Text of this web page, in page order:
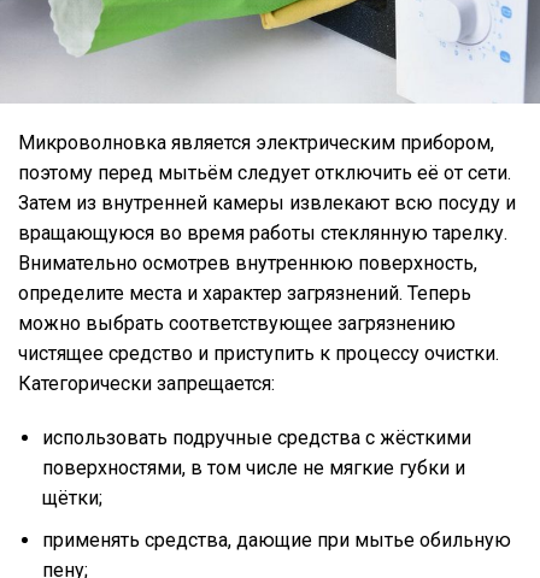
Микроволновка является электрическим прибором,
поэтому перед мытьём следует отключить её от сети.
Затем из внутренней камеры извлекают всю посуду и
вращающуюся во время работы стеклянную тарелку.
Внимательно осмотрев внутреннюю поверхность,
определите места и характер загрязнений. Теперь
можно выбрать соответствующее загрязнению
чистящее средство и приступить к процессу очистки.
Категорически запрещается:
использовать подручные средства с жёсткими
поверхностями, в том числе не мягкие губки и
щётки;
применять средства, дающие при мытье обильную
пену;